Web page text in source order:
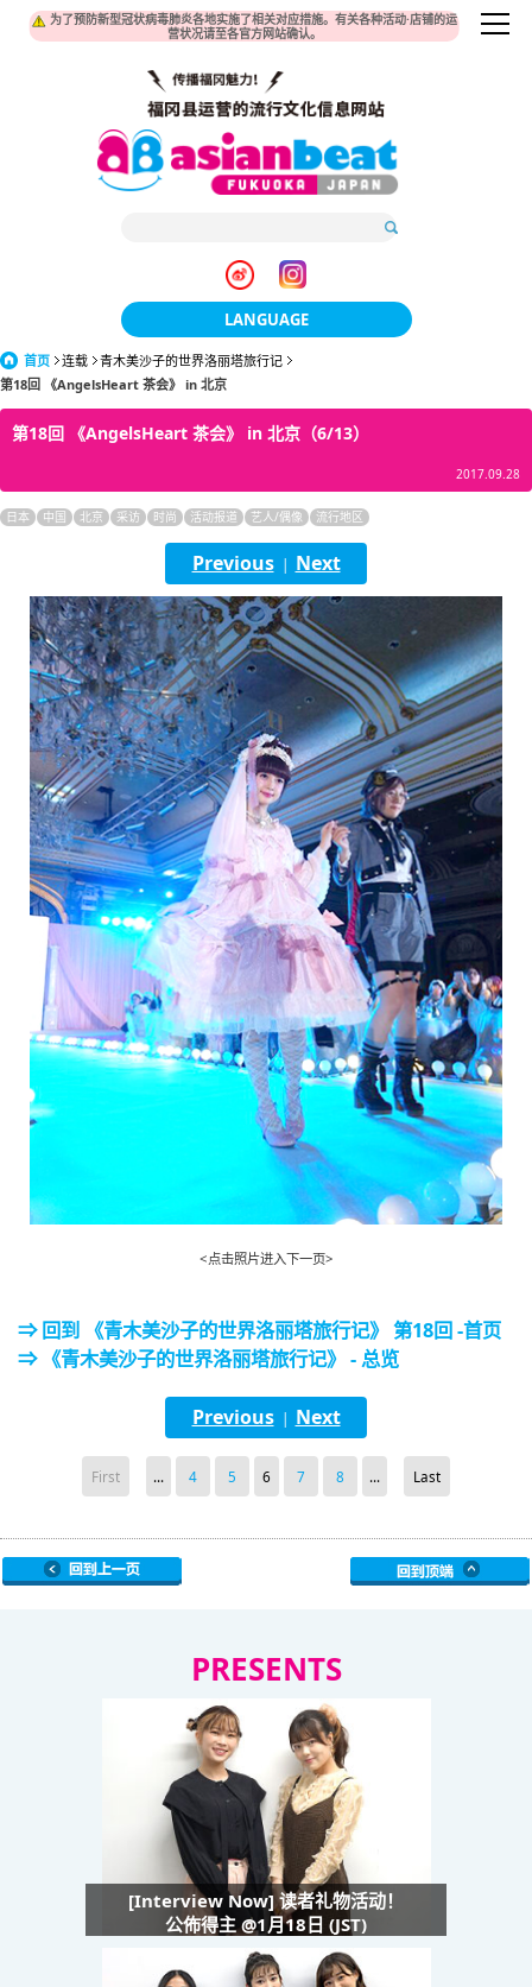
为了预防新型冠状病毒肺炎各地实施了相关对应措施。有关各种活动·店铺的运
营状况请至各官方网站确认。
LANGUAGE
日本語
한국어
繁體中文
English
ภาษาไทย
tiéng Viêt
Bahasa Indonesia
首页 连载
青木美沙子的世界洛丽塔旅行记
第18回 《AngelsHeart 茶会》 in 北京
第18回 《AngelsHeart 茶会》 in 北京（6/13）
2017.09.28
日本 中国 北京 采访 时尚 活动报道 艺人/偶像 流行地区
Previous| Next
<点击照片进入下一页>
⇒ 回到 《青木美沙子的世界洛丽塔旅行记》 第18回 -首页
⇒ 《青木美沙子的世界洛丽塔旅行记》 - 总览
Previous| Next
First ... 4 5 6 7 8 ... Last
PRESENTS
[Interview Now] 读者礼物活动！
公佈得主 @1月18日 (JST)